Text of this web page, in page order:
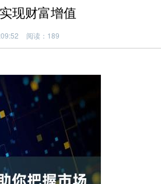
现财富增值
阅读：189